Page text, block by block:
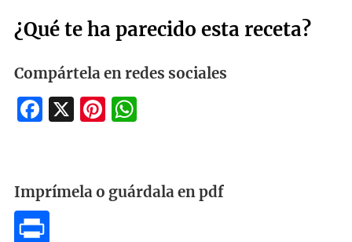
¿Qué te ha parecido esta receta?
Compártela en redes sociales
Facebook
X Pinterest
WhatsApp
Imprímela o guárdala en pdf